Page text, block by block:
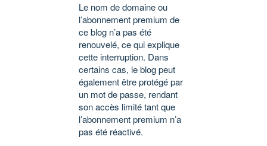
Le nom de domaine ou
l’abonnement premium de
ce blog n’a pas été
renouvelé, ce qui explique
cette interruption. Dans
certains cas, le blog peut
également être protégé par
un mot de passe, rendant
son accès limité tant que
l’abonnement premium n’a
pas été réactivé.